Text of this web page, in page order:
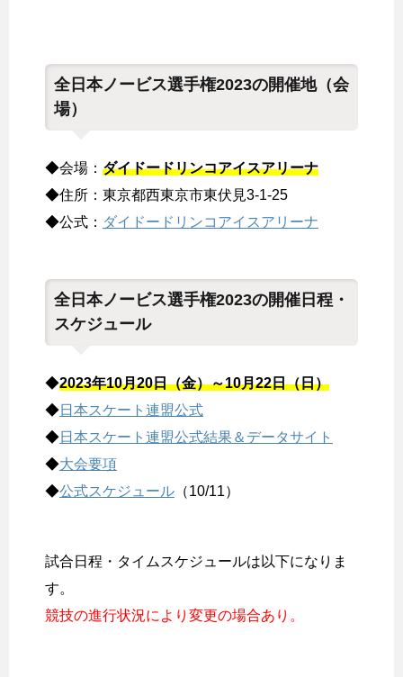
全日本ノービス選手権2023の開催地（会
場）
◆会場： ダイドードリンコアイスアリーナ
◆住所：東京都西東京市東伏見3-1-25
◆公式： ダイドードリンコアイスアリーナ
全日本ノービス選手権2023の開催日程・
スケジュール
◆2023年10月20日（金）～10月22日（日）
◆日本スケート連盟公式
◆日本スケート連盟公式結果＆データサイト
◆大会要項
◆公式スケジュール （10/11）
試合日程・タイムスケジュールは以下になりま
す。
競技の進行状況により変更の場合あり。